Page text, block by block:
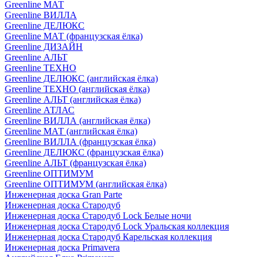
Greenline МАТ
Greenline ВИЛЛА
Greenline ДЕЛЮКС
Greenline МАТ (французская ёлка)
Greenline ДИЗАЙН
Greenline АЛЬТ
Greenline ТЕХНО
Greenline ДЕЛЮКС (английская ёлка)
Greenline ТЕХНО (английская ёлка)
Greenline АЛЬТ (английская ёлка)
Greenline АТЛАС
Greenline ВИЛЛА (английская ёлка)
Greenline МАТ (английская ёлка)
Greenline ВИЛЛА (французская ёлка)
Greenline ДЕЛЮКС (французская ёлка)
Greenline АЛЬТ (французская ёлка)
Greenline ОПТИМУМ
Greenline ОПТИМУМ (английская ёлка)
Инженерная доска Gran Parte
Инженерная доска Стародуб
Инженерная доска Стародуб Lock Белые ночи
Инженерная доска Стародуб Lock Уральская коллекция
Инженерная доска Стародуб Карельская коллекция
Инженерная доска Primavera